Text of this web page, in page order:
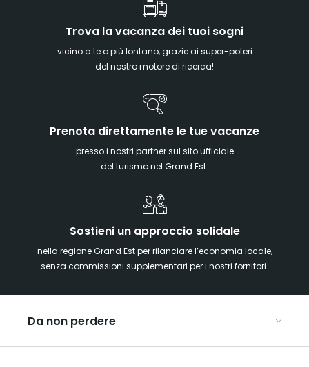
Trova la vacanza dei tuoi sogni
vicino a te o più lontano, grazie ai super-poteri
del nostro motore di ricerca!
Prenota direttamente le tue vacanze
presso i nostri partner sul sito ufficiale
del turismo nel Grand Est.
Sostieni un approccio solidale
nella regione Grand Est per rilanciare l’economia locale,
senza commissioni supplementari per i nostri fornitori.
Da non perdere